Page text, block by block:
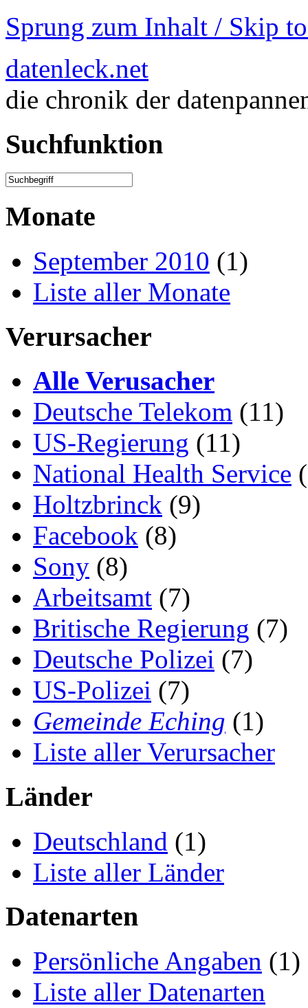
Sprung zum Inhalt / Skip
datenleck.net
die chronik der
Suchfunktion
Monate
September 2010 (1)
Liste aller Monate
Verursacher
Alle Verusacher
Deutsche Telekom (11)
US-Regierung (11)
National Health Service
Holtzbrinck (9)
Facebook (8)
Sony (8)
Arbeitsamt (7)
Britische Regierung (7)
Deutsche Polizei (7)
US-Polizei (7)
Gemeinde Eching (1)
Liste aller Verursacher
Länder
Deutschland (1)
Liste aller Länder
Datenarten
Persönliche Angaben (1)
Liste aller Datenarten